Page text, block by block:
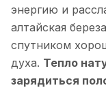
энергию и
алтайская
спутником
духа. Тепло
зарядиться